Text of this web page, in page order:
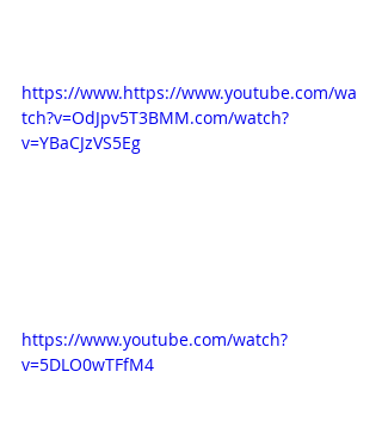
https://www.https://www.youtube.com/wa
tch?v=OdJpv5T3BMM.com/watch?
v=YBaCJzVS5Eg
https://www.youtube.com/watch?
v=5DLO0wTFfM4